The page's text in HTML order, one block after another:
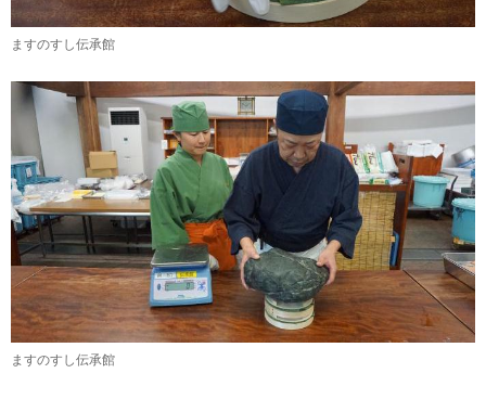
ますのすし伝承館
ますのすし伝承館